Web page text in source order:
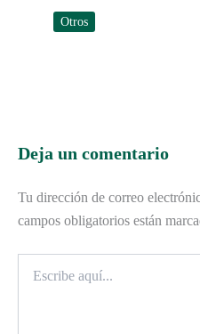
Otros
Deja un comentario
Tu dirección de correo
campos obligatorios están
aquí...